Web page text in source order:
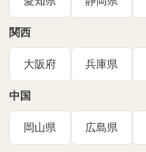
関西
大阪府 兵庫県
中国
岡山県 広島県